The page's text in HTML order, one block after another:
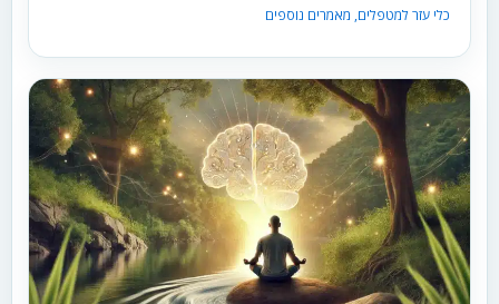
כלי עזר למטפלים, מאמרים נוספים